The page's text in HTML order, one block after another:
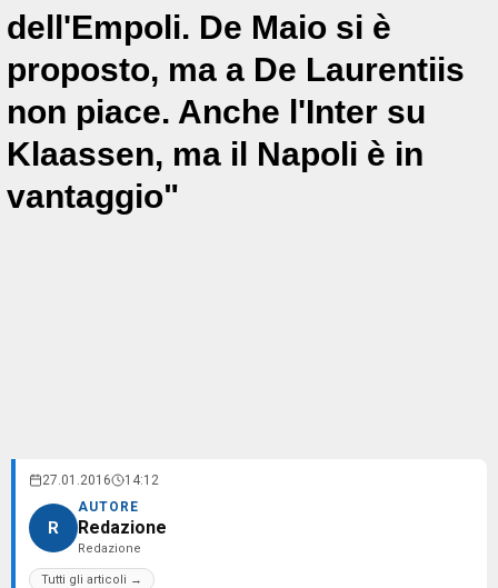
dell'Empoli. De Maio si è
proposto, ma a De Laurentiis
non piace. Anche l'Inter su
Klaassen, ma il Napoli è in
vantaggio"
27.01.2016 14:12
R
AUTORE
Redazione
Redazione
Tutti gli articoli →